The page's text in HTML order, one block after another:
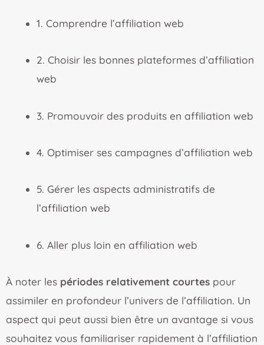
1. Comprendre l’affiliation web
2. Choisir les bonnes plateformes d’affiliation
web
3. Promouvoir des produits en affiliation web
4. Optimiser ses campagnes d’affiliation web
5. Gérer les aspects administratifs de
l’affiliation web
6. Aller plus loin en affiliation web
À noter les périodes relativement courtes pour
assimiler en profondeur l’univers de l’affiliation. Un
aspect qui peut aussi bien être un avantage si vous
souhaitez vous familiariser rapidement à l’affiliation